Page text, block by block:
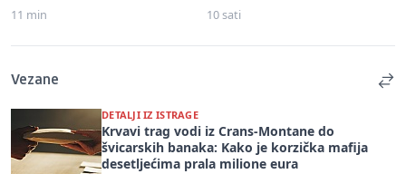
11 min 10 sati
Vezane
DETALJI IZ ISTRAGE
Krvavi trag vodi iz Crans-Montane do
švicarskih banaka: Kako je korzička mafija
desetljećima prala milione eura